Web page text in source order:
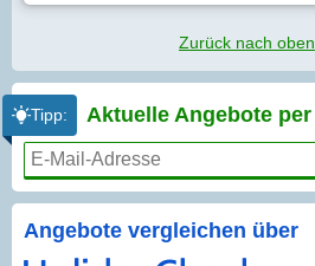
Zurück nach oben
Tipp: Aktuelle Angebote per
Angebote vergleichen über